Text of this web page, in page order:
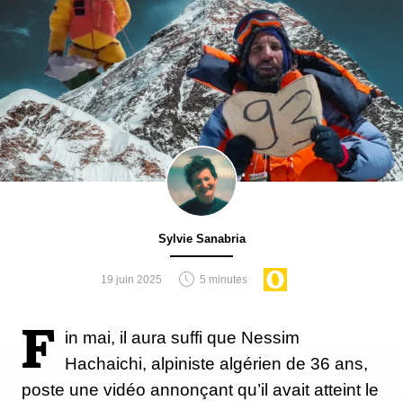
Sylvie Sanabria
19 juin 2025 5 minutes
F in mai, il aura suffi que Nessim
Hachaichi, alpiniste algérien de 36 ans,
poste une vidéo annonçant qu’il avait atteint le